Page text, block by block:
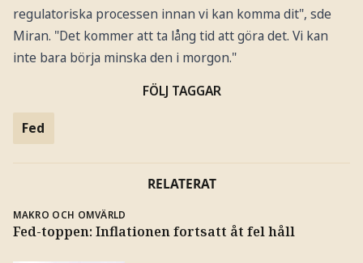
regulatoriska processen innan vi kan komma dit", sde
Miran. "Det kommer att ta lång tid att göra det. Vi kan
inte bara börja minska den i morgon."
FÖLJ TAGGAR
Fed
RELATERAT
MAKRO OCH OMVÄRLD
Fed-toppen: Inflationen fortsatt åt fel håll